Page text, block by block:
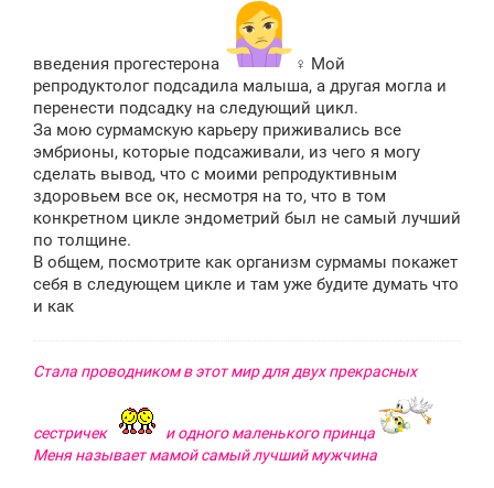
введения прогестерона
‍♀️ Мой
репродуктолог подсадила малыша, а другая могла и
перенести подсадку на следующий цикл.
За мою сурмамскую карьеру приживались все
эмбрионы, которые подсаживали, из чего я могу
сделать вывод, что с моими репродуктивным
здоровьем все ок, несмотря на то, что в том
конкретном цикле эндометрий был не самый лучший
по толщине.
В общем, посмотрите как организм сурмамы покажет
себя в следующем цикле и там уже будите думать что
и как
Стала проводником в этот мир для двух прекрасных
сестричек
и одного маленького принца
Меня называет мамой самый лучший мужчина